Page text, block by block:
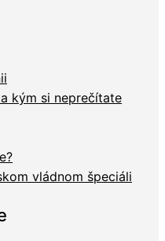
kým si neprečítate
vládnom špeciáli